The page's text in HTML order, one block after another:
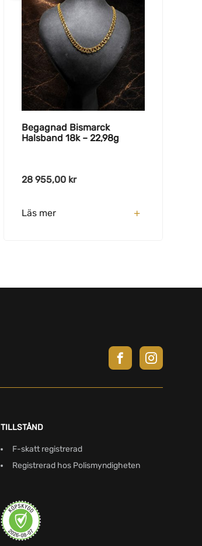
Begagnad Bismarck
Halsband 18k – 22,98g
28 955,00 kr
Läs mer
TILLSTÅND
F-skatt registrerad
Registrerad hos Polismyndigheten